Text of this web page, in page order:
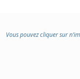
Vous pouvez cliquer sur